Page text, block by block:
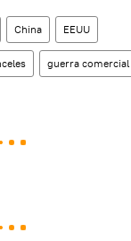
China EEUU
guerra comercial